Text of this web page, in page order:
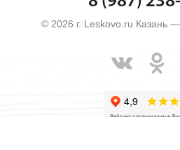
© 2026 г. Leskovo.ru Казань